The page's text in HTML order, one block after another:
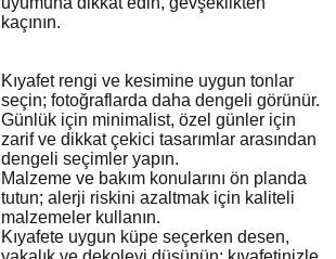
kaçının.
Kıyafet rengi ve kesimine uygun tonlar
seçin; fotoğraflarda daha dengeli görünür.
Günlük için minimalist, özel günler için
zarif ve dikkat çekici tasarımlar arasından
dengeli seçimler yapın.
Malzeme ve bakım konularını ön planda
tutun; alerji riskini azaltmak için kaliteli
malzemeler kullanın.
Kıyafete uygun küpe seçerken desen,